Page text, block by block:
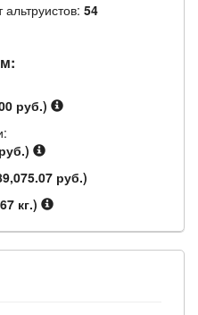
54
руб.)
руб.)
кг.)